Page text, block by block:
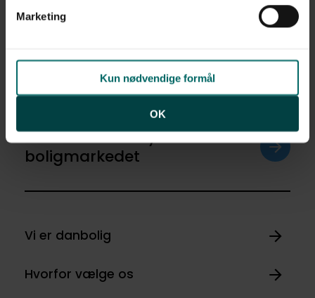
af personoplysninger finder du i vores
privatlivspolitik.
Marketing
Kun nødvendige formål
OK
Få de seneste nyheder om
boligmarkedet
Vi er danbolig
Hvorfor vælge os